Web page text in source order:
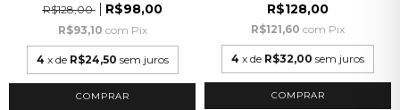
R$128,00
R$98,00
R$93,10 com Pix
4 x de R$24,50 sem juros
COMPRAR
R$128,00
R$121,60 com Pix
4 x de R$32,00 sem juros
COMPRAR